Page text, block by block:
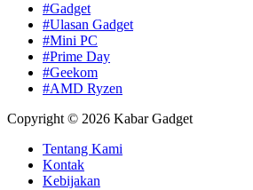
#Gadget
#Ulasan Gadget
#Mini PC
#Prime Day
#Geekom
#AMD Ryzen
Copyright © 2026 Kabar Gadget
Tentang Kami
Kontak
Kebijakan